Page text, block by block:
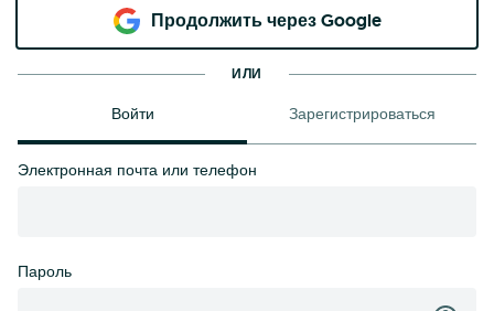
Продолжить через Google
ИЛИ
Войти Зарегистрироваться
Электронная почта или телефон
Пароль